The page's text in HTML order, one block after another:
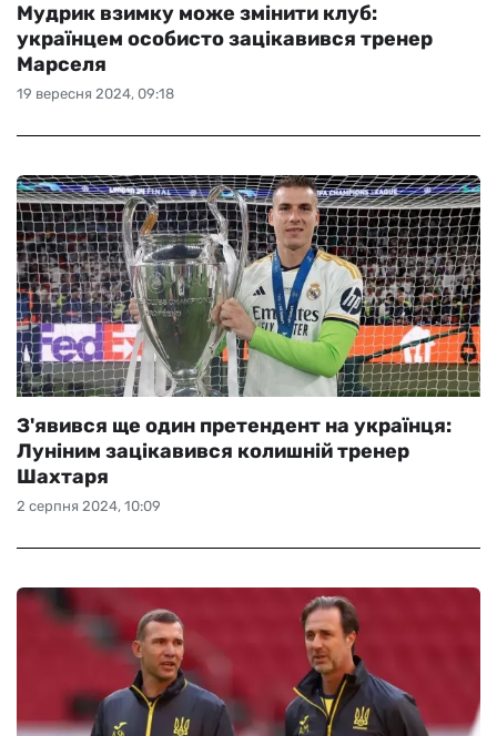
19 вересня 2024, 09:18
Мудрик взимку може змінити клуб:
українцем особисто зацікавився тренер
Марселя
2 серпня 2024, 10:09
З'явився ще один претендент на українця:
Луніним зацікавився колишній тренер
Шахтаря